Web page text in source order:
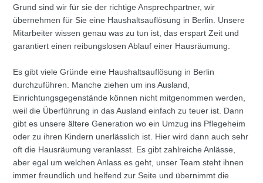
Grund sind wir für sie der richtige Ansprechpartner, wir
übernehmen für Sie eine Haushaltsauflösung in Berlin. Unsere
Mitarbeiter wissen genau was zu tun ist, das erspart Zeit und
garantiert einen reibungslosen Ablauf einer Hausräumung.
Es gibt viele Gründe eine Haushaltsauflösung in Berlin
durchzuführen. Manche ziehen um ins Ausland,
Einrichtungsgegenstände können nicht mitgenommen werden,
weil die Überführung in das Ausland einfach zu teuer ist. Dann
gibt es unsere ältere Generation wo ein Umzug ins Pflegeheim
oder zu ihren Kindern unerlässlich ist. Hier wird dann auch sehr
oft die Hausräumung veranlasst. Es gibt zahlreiche Anlässe,
aber egal um welchen Anlass es geht, unser Team steht ihnen
immer freundlich und helfend zur Seite und übernimmt die